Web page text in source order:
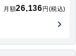
月額26,136 円(税込)